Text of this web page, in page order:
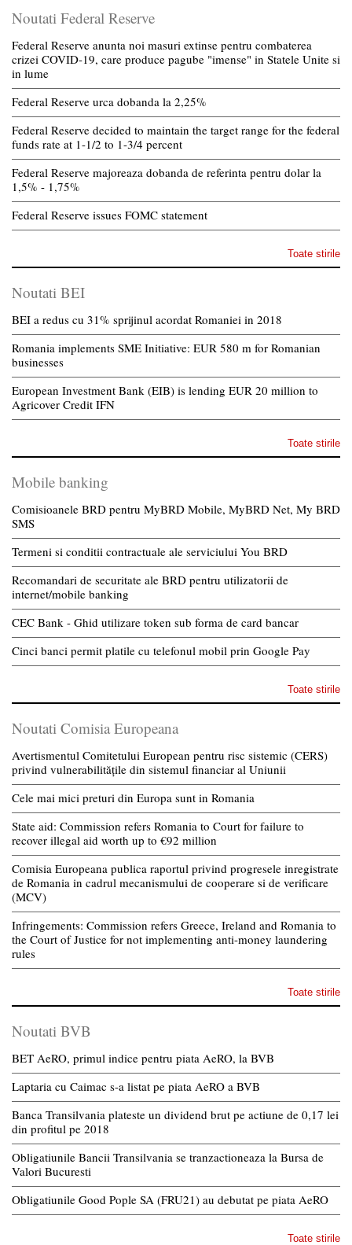
Noutati Federal Reserve
Federal Reserve anunta noi masuri extinse pentru combaterea
crizei COVID-19, care produce pagube "imense" in Statele Unite si
in lume
Federal Reserve urca dobanda la 2,25%
Federal Reserve decided to maintain the target range for the federal
funds rate at 1-1/2 to 1-3/4 percent
Federal Reserve majoreaza dobanda de referinta pentru dolar la
1,5% - 1,75%
Federal Reserve issues FOMC statement
Toate stirile
Noutati BEI
BEI a redus cu 31% sprijinul acordat Romaniei in 2018
Romania implements SME Initiative: EUR 580 m for Romanian
businesses
European Investment Bank (EIB) is lending EUR 20 million to
Agricover Credit IFN
Toate stirile
Mobile banking
Comisioanele BRD pentru MyBRD Mobile, MyBRD Net, My BRD
SMS
Termeni si conditii contractuale ale serviciului You BRD
Recomandari de securitate ale BRD pentru utilizatorii de
internet/mobile banking
CEC Bank - Ghid utilizare token sub forma de card bancar
Cinci banci permit platile cu telefonul mobil prin Google Pay
Toate stirile
Noutati Comisia Europeana
Avertismentul Comitetului European pentru risc sistemic (CERS)
privind vulnerabilitățile din sistemul financiar al Uniunii
Cele mai mici preturi din Europa sunt in Romania
State aid: Commission refers Romania to Court for failure to
recover illegal aid worth up to €92 million
Comisia Europeana publica raportul privind progresele inregistrate
de Romania in cadrul mecanismului de cooperare si de verificare
(MCV)
Infringements: Commission refers Greece, Ireland and Romania to
the Court of Justice for not implementing anti-money laundering
rules
Toate stirile
Noutati BVB
BET AeRO, primul indice pentru piata AeRO, la BVB
Laptaria cu Caimac s-a listat pe piata AeRO a BVB
Banca Transilvania plateste un dividend brut pe actiune de 0,17 lei
din profitul pe 2018
Obligatiunile Bancii Transilvania se tranzactioneaza la Bursa de
Valori Bucuresti
Obligatiunile Good Pople SA (FRU21) au debutat pe piata AeRO
Toate stirile